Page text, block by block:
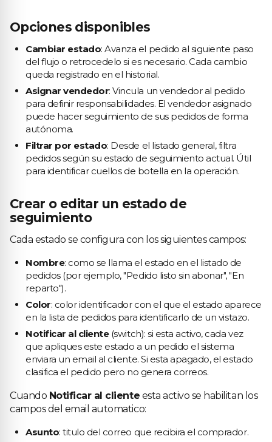
Opciones disponibles
Cambiar estado: Avanza el pedido al siguiente paso
del flujo o retrocedelo si es necesario. Cada cambio
queda registrado en el historial.
Asignar vendedor: Vincula un vendedor al pedido
para definir responsabilidades. El vendedor asignado
puede hacer seguimiento de sus pedidos de forma
autónoma.
Filtrar por estado: Desde el listado general, filtra
pedidos según su estado de seguimiento actual. Útil
para identificar cuellos de botella en la operación.
Crear o editar un estado de
seguimiento
Cada estado se configura con los siguientes campos:
Nombre: como se llama el estado en el listado de
pedidos (por ejemplo, "Pedido listo sin abonar", "En
reparto").
Color: color identificador con el que el estado aparece
en la lista de pedidos para identificarlo de un vistazo.
Notificar al cliente(switch): si esta activo, cada vez
que apliques este estado a un pedido el sistema
enviara un email al cliente. Si esta apagado, el estado
clasifica el pedido pero no genera correos.
Cuando Notificar al cliente esta activo se habilitan los
campos del email automatico:
Asunto: titulo del correo que recibira el comprador.